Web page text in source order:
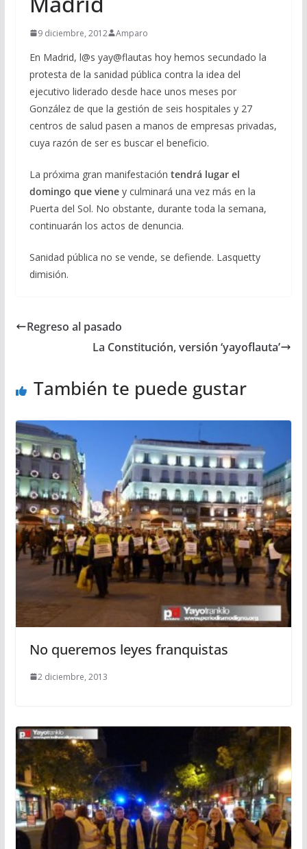
9 diciembre, 2012 Amparo
En Madrid, l@s yay@flautas hoy hemos secundado la
protesta de la sanidad pública contra la idea del
ejecutivo liderado desde hace unos meses por
González de que la gestión de seis hospitales y 27
centros de salud pasen a manos de empresas privadas,
cuya razón de ser es buscar el beneficio.
La próxima gran manifestación tendrá lugar el
domingo que vieney culminará una vez más en la
Puerta del Sol. No obstante, durante toda la semana,
continuarán los actos de denuncia.
Sanidad pública no se vende, se defiende. Lasquetty
dimisión.
Regreso al pasado
La Constitución, versión ‘yayoflauta’
También te puede gustar
No queremos leyes franquistas
2 diciembre, 2013